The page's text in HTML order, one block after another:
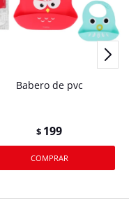
Babero de pvc
$ 199